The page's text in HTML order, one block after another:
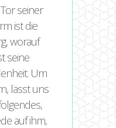
seiner
ist die
worauf
seine
Um
lässt uns
auf ihm,